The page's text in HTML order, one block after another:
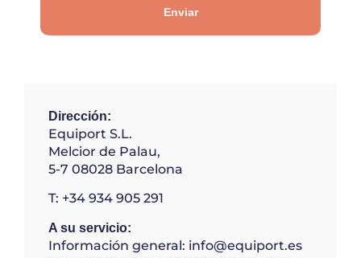
Enviar
Dirección:
Equiport S.L.
Melcior de Palau,
5-7 08028 Barcelona
T: +34 934 905 291
A su servicio:
Información general: info@equiport.es